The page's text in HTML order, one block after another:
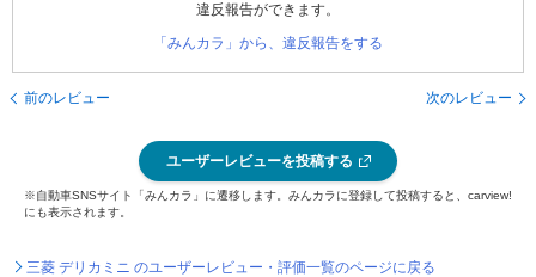
違反報告ができます。
「みんカラ」から、違反報告をする
前のレビュー 次のレビュー
ユーザーレビューを投稿する
※自動車SNSサイト「みんカラ」に遷移します。みんカラに登録して投稿すると、carview!
にも表示されます。
三菱 デリカミニ のユーザーレビュー・評価一覧のページに戻る